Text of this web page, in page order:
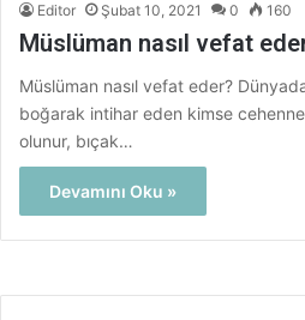
Editor Şubat 10, 2021 0 160
Müslüman nasıl vefat
Müslüman nasıl vefat eder?
boğarak intihar eden kimse
olunur, bıçak…
Devamını Oku »